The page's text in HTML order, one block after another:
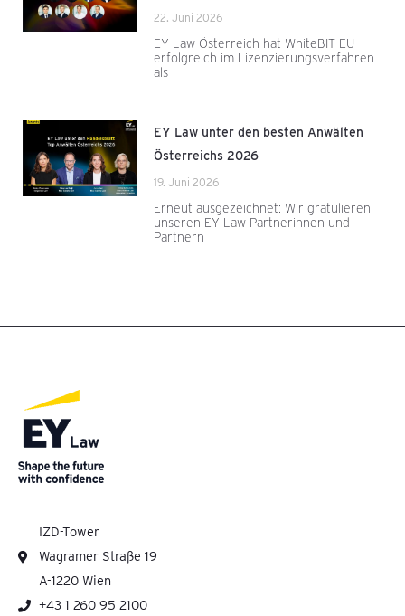
22. Juni 2026
EY Law Österreich hat WhiteBIT EU
erfolgreich im Lizenzierungsverfahren
als
EY Law unter den besten Anwälten
Österreichs 2026
19. Juni 2026
Erneut ausgezeichnet: Wir gratulieren
unseren EY Law Partnerinnen und
Partnern
IZD-Tower
Wagramer Straße 19
A-1220 Wien
+43 1 260 95 2100